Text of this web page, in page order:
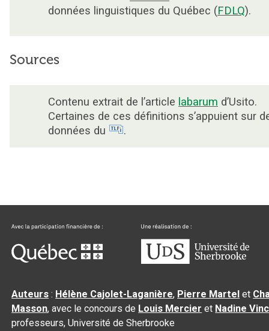
données linguistiques du Québec (FDLQ).
Sources
Contenu extrait de l’article labarum d’Usito.
Certaines de ces définitions s’appuient sur
données du
.
Auteurs : Hélène Cajolet-Laganière, Pierre Martel et
Masson, avec le concours de Louis Mercier et Nadine
professeurs, Université de Sherbrooke